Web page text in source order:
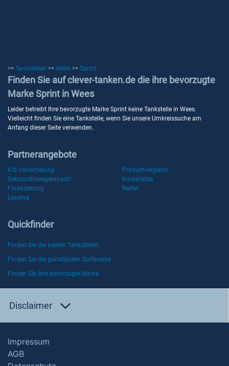
>> Tankstellen >> Wees >> Sprint
Finden Sie auf clever-tanken.de die ihre bevorzugte
Marke Sprint in Wees
Leider betreibt Ihre bevorzugte Marke Sprint keine Tankstelle in Wees.
Vielleicht finden Sie eine Tankstelle, wenn Sie unsere Umkreissuche am
Anfang dieser Seite verwenden.
Partnerangebote
Kfz-Versicherung
Produktvergleich
Gebrauchtwagenmarkt
Kindersitze
Finanzierung
Reifen
Leasing
Quickfinder
Finden Sie die besten Tankstellen
Finden Sie die günstigsten Spritpreise
Finden Sie Ihre bevorzugte Marke
Disclaimer
Impressum
AGB